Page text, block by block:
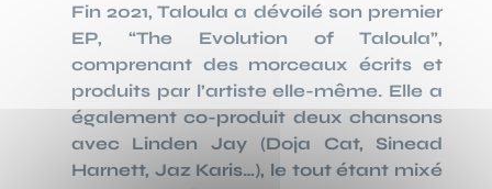
Fin 2021, Taloula a dévoilé son premier
EP, “The Evolution of Taloula”,
comprenant des morceaux écrits et
produits par l’artiste elle-même. Elle a
également co-produit deux chansons
avec Linden Jay (Doja Cat, Sinead
Harnett, Jaz Karis…), le tout étant mixé